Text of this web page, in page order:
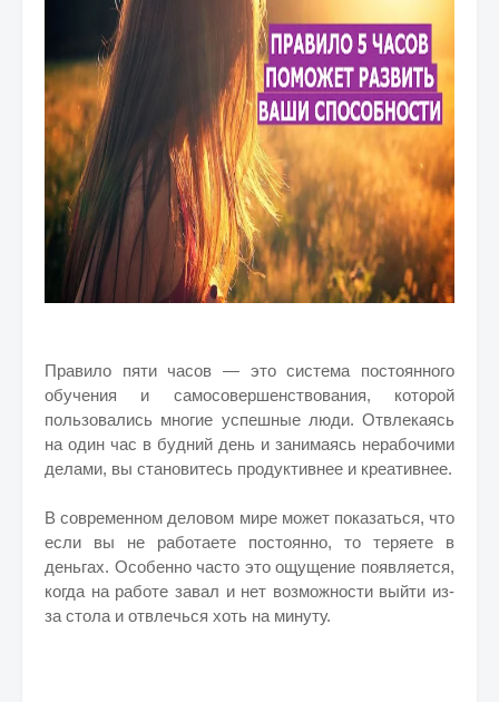
Правило пяти часов — это система постоянного
обучения и самосовершенствования, которой
пользовались многие успешные люди. Отвлекаясь
на один час в будний день и занимаясь нерабочими
делами, вы становитесь продуктивнее и креативнее.
В современном деловом мире может показаться, что
если вы не работаете постоянно, то теряете в
деньгах. Особенно часто это ощущение появляется,
когда на работе завал и нет возможности выйти из-
за стола и отвлечься хоть на минуту.